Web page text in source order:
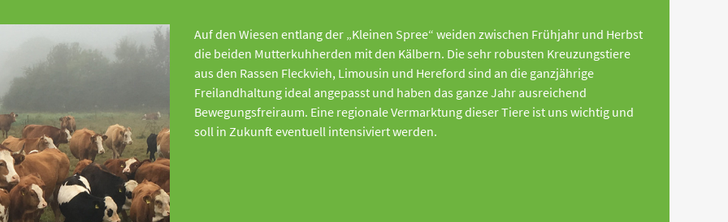
Auf den Wiesen entlang der „Kleinen Spree“ weiden zwischen Frühjahr und Herbst
die beiden Mutterkuhherden mit den Kälbern. Die sehr robusten Kreuzungstiere
aus den Rassen Fleckvieh, Limousin und Hereford sind an die ganzjährige
Freilandhaltung ideal angepasst und haben das ganze Jahr ausreichend
Bewegungsfreiraum. Eine regionale Vermarktung dieser Tiere ist uns wichtig und
soll in Zukunft eventuell intensiviert werden.